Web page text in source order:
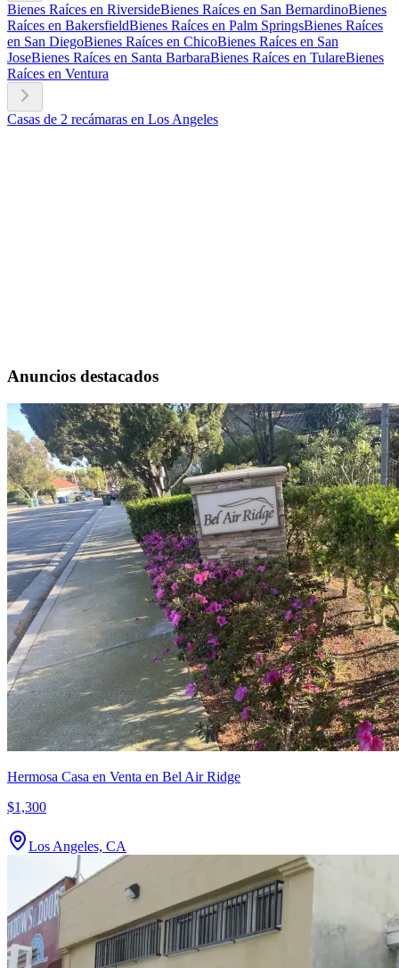
Bienes Raíces en RiversideBienes Raíces en San BernardinoBienes
Raíces en BakersfieldBienes Raíces en Palm SpringsBienes Raíces
en San DiegoBienes Raíces en ChicoBienes Raíces en San
JoseBienes Raíces en Santa BarbaraBienes Raíces en TulareBienes
Raíces en Ventura
Casas de 2 recámaras en Los Angeles
Anuncios destacados
Hermosa Casa en Venta en Bel Air Ridge
$1,300
Los Angeles, CA